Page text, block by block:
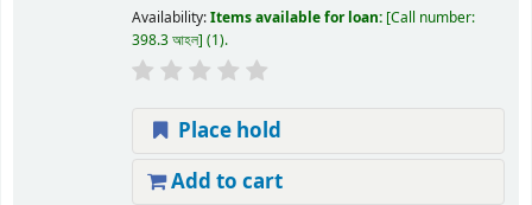
Availability:Items available for loan: Call number:
398.3 আহল (1).
Place hold
Add to cart